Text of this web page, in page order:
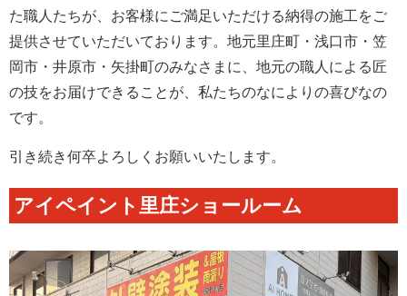
た職人たちが、お客様にご満足いただける納得の施工をご
提供させていただいております。地元里庄町・浅口市・笠
岡市・井原市・矢掛町のみなさまに、地元の職人による匠
の技をお届けできることが、私たちのなによりの喜びなの
です。
引き続き何卒よろしくお願いいたします。
アイペイント里庄ショールーム